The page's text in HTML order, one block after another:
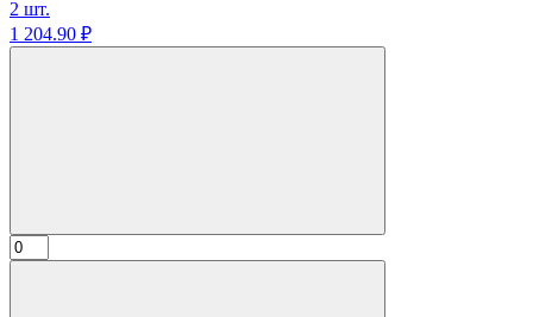
2 шт.
1 204.90 ₽